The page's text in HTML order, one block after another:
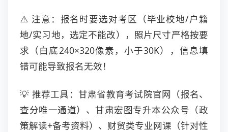
⚠️ 注意：报名时要选对考区（毕业校地/户籍
地/实习地，选定不能改），照片尺寸严格按要
求（白底240×320像素，小于30K），信息填
错可能导致报名无效！
💡 推荐工具：甘肃省教育考试院官网（报名、
查分唯一通道）、甘肃宏图专升本公众号（政
策解读+备考资料）、财贸类专业网课（针对性